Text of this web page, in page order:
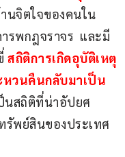
นจิตใจของคนใน
รพกฎจราจร  และมี
สถิติการเกิดอุบัติเหตุ
วนคืนกลับมาเป็น
นสถิติที่น่าอัปยศ​
รัพย์สินของประเทศ